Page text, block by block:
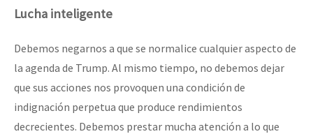
Lucha inteligente
Debemos negarnos a que se normalice cualquier aspecto de
la agenda de Trump. Al mismo tiempo, no debemos dejar
que sus acciones nos provoquen una condición de
indignación perpetua que produce rendimientos
decrecientes. Debemos prestar mucha atención a lo que